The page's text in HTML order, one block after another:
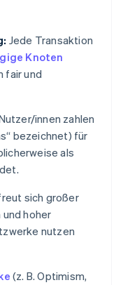
Jede Transaktion
Knoten
fair und
innen zahlen
bezeichnet) für
als
sich großer
hoher
nutzen
(z. B. Optimism,